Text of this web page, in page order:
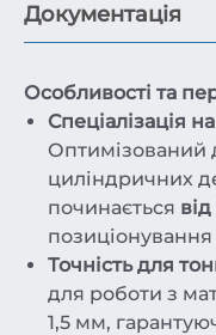
Документація
Особливості та
Спеціалізація
Оптимізований
циліндричних
починається
Точність для
для роботи з
1,5 мм,